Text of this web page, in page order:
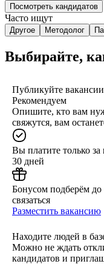
Посмотреть кандидатов
Часто ищут
Другое Методолог
Выбирайте,
Публикуйте вакансии
Рекомендуем
Опишите, кто вам
свяжутся, вам
Вы платите только
30 дней
Бонусом подберём
связаться
Разместить вакансию
Находите людей в
Можно не ждать
кандидатов и